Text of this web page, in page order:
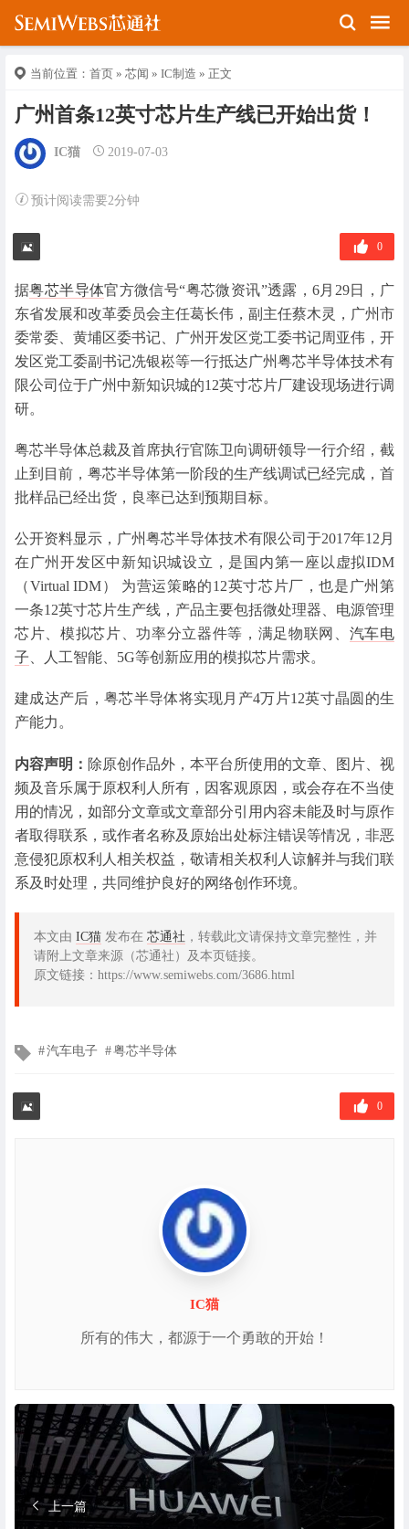
当前位置： 首页 » 芯闻 » IC制造 » 正文
广州首条12英寸芯片生产线已开始出货！
IC猫 2019-07-03
预计阅读需要2分钟
0
据粤芯半导体官方微信号“粤芯微资讯”透露，6月29日，广
东省发展和改革委员会主任葛长伟，副主任蔡木灵，广州市
委常委、黄埔区委书记、广州开发区党工委书记周亚伟，开
发区党工委副书记冼银崧等一行抵达广州粤芯半导体技术有
限公司位于广州中新知识城的12英寸芯片厂建设现场进行调
研。
粤芯半导体总裁及首席执行官陈卫向调研领导一行介绍，截
止到目前，粤芯半导体第一阶段的生产线调试已经完成，首
批样品已经出货，良率已达到预期目标。
公开资料显示，广州粤芯半导体技术有限公司于2017年12月
在广州开发区中新知识城设立，是国内第一座以虚拟IDM
（Virtual IDM） 为营运策略的12英寸芯片厂，也是广州第
一条12英寸芯片生产线，产品主要包括微处理器、电源管理
芯片、模拟芯片、功率分立器件等，满足物联网、 汽车电
子 、人工智能、5G等创新应用的模拟芯片需求。
建成达产后，粤芯半导体将实现月产4万片12英寸晶圆的生
产能力。
内容声明： 除原创作品外，本平台所使用的文章、图片、视
频及音乐属于原权利人所有，因客观原因，或会存在不当使
用的情况，如部分文章或文章部分引用内容未能及时与原作
者取得联系，或作者名称及原始出处标注错误等情况，非恶
意侵犯原权利人相关权益，敬请相关权利人谅解并与我们联
系及时处理，共同维护良好的网络创作环境。
本文由 IC猫 发布在 芯通社 ，转载此文请保持文章完整性，并
请附上文章来源（芯通社）及本页链接。
原文链接：https://www.semiwebs.com/3686.html
文
签
汽车电子 粤芯半导体
0
IC猫
所有的伟大，都源于一个勇敢的开始！
上一篇